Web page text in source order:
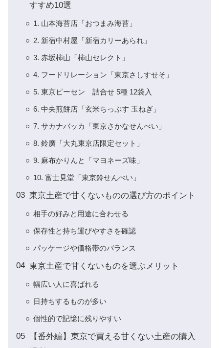
すすめ10選
1. 山本海苔店「おつまみ海苔」
2. 新宿中村屋「新宿カリーあられ」
3. 赤坂柿山「柿山セレクト」
4. フードリレーション「東京さしすせそ」
5. 東京ピーセン 詰合せ 5種 12袋入
6. 中央煎餅店「玄米ちっぷす 玉ねぎ」
7. サカナバッカ「東京さかなせんべい」
8. 鈴廣「大丸東京店限定セット」
9. 麻布かりんと「マヨネーズ味」
10. 富士見堂「東京鈴せんべい」
東京土産で甘くないものの選び方のポイント
相手の好みと用途に合わせる
保存性と持ち運びやすさを確認
パッケージや価格帯のバランス
東京土産で甘くないものを選ぶメリット
幅広い人に喜ばれる
日持ちするものが多い
個性的で記憶に残りやすい
【番外編】東京で買える甘くない土産の購入